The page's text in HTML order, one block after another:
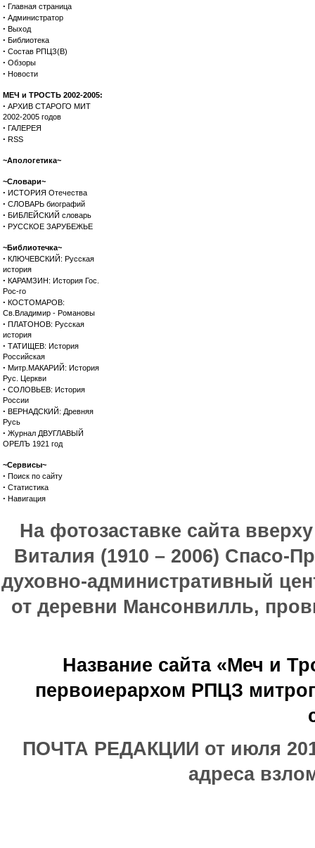
· Главная страница
· Администратор
· Выход
· Библиотека
· Состав РПЦЗ(В)
· Обзоры
· Новости
МЕЧ и ТРОСТЬ 2002-2005:
· АРХИВ СТАРОГО МИТ
2002-2005 годов
· ГАЛЕРЕЯ
· RSS
~Апологетика~
~Словари~
· ИСТОРИЯ Отечества
· СЛОВАРЬ биографий
· БИБЛЕЙСКИЙ словарь
· РУССКОЕ ЗАРУБЕЖЬЕ
~Библиотечка~
· КЛЮЧЕВСКИЙ: Русская
история
· КАРАМЗИН: История Гос.
Рос-го
· КОСТОМАРОВ:
Св.Владимир - Романовы
· ПЛАТОНОВ: Русская
история
· ТАТИЩЕВ: История
Российская
· Митр.МАКАРИЙ: История
Рус. Церкви
· СОЛОВЬЕВ: История
России
· ВЕРНАДСКИЙ: Древняя
Русь
· Журнал ДВУГЛАВЫЙ
ОРЕЛЪ 1921 год
~Сервисы~
· Поиск по сайту
· Статистика
· Навигация
На фотозаставке сайта
Виталия (1910 – 2006) Спасо-
духовно-административный
от деревни Мансонвилль,
Название сайта «Меч и
первоиерархом РПЦЗ
ПОЧТА РЕДАКЦИИ от июля
адреса